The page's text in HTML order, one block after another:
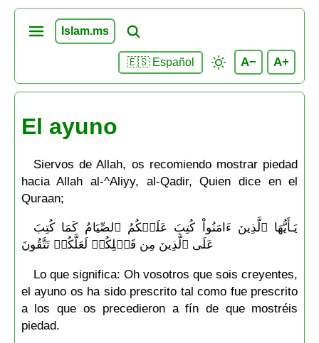
Islam.ms
🇪🇸 Español A− A+
El ayuno
Siervos de Allah, os recomiendo mostrar piedad
hacia Allah al-^Aliyy, al-Qadir, Quien dice en el
Quraan;
يَـأَيُّهَا ٱلَّذِينَ ءَامَنُواْ كُتِبَ عَلَيۡكُمُ ٱلصِّيَامُ كَمَا كُتِبَ
عَلَى ٱلَّذِينَ مِن قَبۡلِكُمۡ لَعَلَّكُمۡ تَتَّقُونَ
Lo que significa: Oh vosotros que sois creyentes,
el ayuno os ha sido prescrito tal como fue prescrito
a los que os precedieron a fín de que mostréis
piedad.